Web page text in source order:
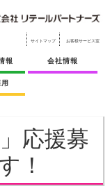
サイトマップ お客様サービス室
報 会社情報
応援募
！